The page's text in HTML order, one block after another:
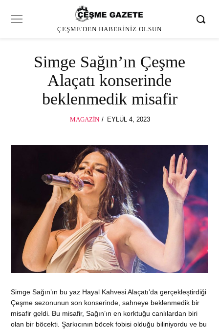
ÇEŞME'DEN HABERINIZ OLSUN
Simge Sağın’ın Çeşme
Alaçatı konserinde
beklenmedik misafir
MAGAZIN
POSTED
EYLÜL 4, 2023
Simge Sağın’ın bu yaz Hayal Kahvesi Alaçatı’da gerçekleştirdiği
Çeşme sezonunun son konserinde, sahneye beklenmedik bir
misafir geldi. Bu misafir, Sağın’ın en korktuğu canlılardan biri
olan bir böcekti. Şarkıcının böcek fobisi olduğu biliniyordu ve bu